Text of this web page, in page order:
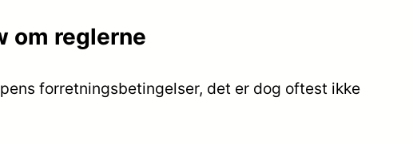
om reglerne
forretningsbetingelser, det er dog oftest ikke